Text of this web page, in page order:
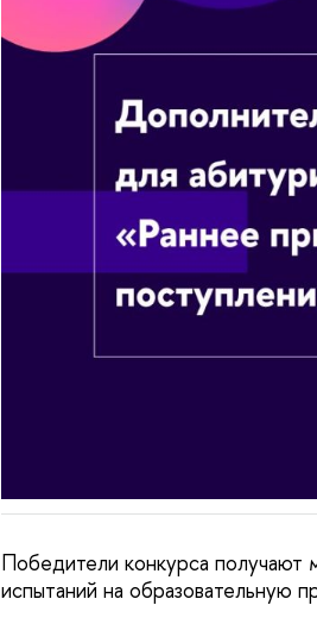
Победители конкурса получают
испытаний на образовательную